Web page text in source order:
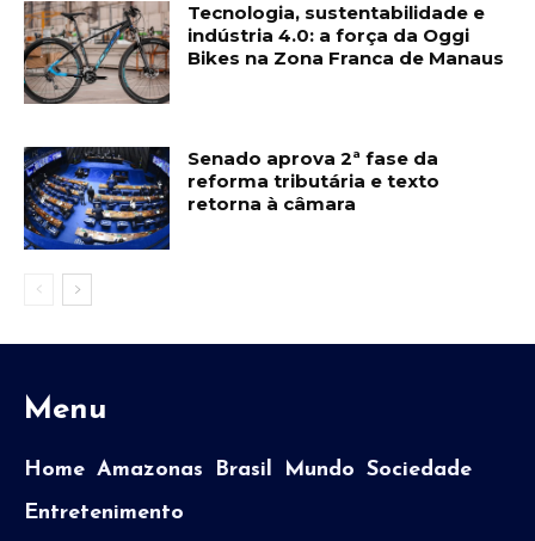
Tecnologia, sustentabilidade e
indústria 4.0: a força da Oggi
Bikes na Zona Franca de Manaus
Senado aprova 2ª fase da
reforma tributária e texto
retorna à câmara
Menu
Home Amazonas Brasil Mundo Sociedade
Entretenimento